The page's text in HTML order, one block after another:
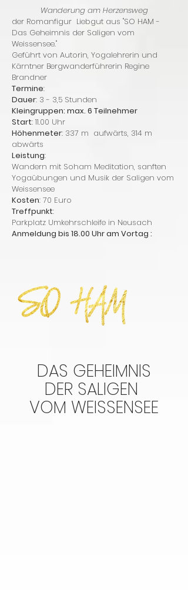
Wanderung am Herzensweg
der Romanfigur Liebgut aus "SO HAM -
Das Geheimnis der Saligen vom
Weissensee."
Geführt von Autorin, Yogalehrerin und
Kärntner Bergwanderführerin Regine
Brandner
Termine:
Dauer: 3 - 3,5 Stunden
Kleingruppen: max. 6 Teilnehmer
Start: 11.00 Uhr
Höhenmeter: 337 m aufwärts, 314 m
abwärts
Leistung:
Wandern mit Soham Meditation, sanften
Yogaübungen und Musik der Saligen vom
Weissensee
Kosten: 70 Euro
Treffpunkt:
Parkplatz Umkehrschleife in Neusach
Anmeldung bis 18.00 Uhr am Vortag :
DAS GEHEIMNIS
DER SALIGEN
VOM WEISSENSEE